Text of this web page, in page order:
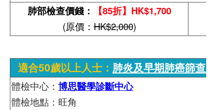
肺部檢查價錢： 【85折】HK$1,700
(原價：HK$2,000)
適合50歲以上人士： 肺炎及早期肺癌篩查 -
體檢中心： 博思醫學診斷中心
體檢地點：旺角